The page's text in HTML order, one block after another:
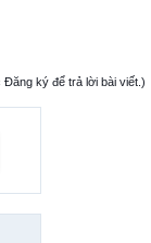
ký để trả lời bài viết.)